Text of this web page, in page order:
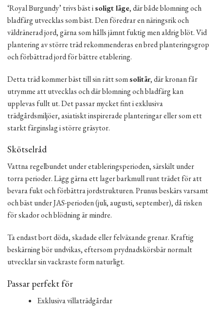
‘Royal Burgundy’ trivs bäst isoligt läge, där både blomning och
bladfärg utvecklas som bäst. Den föredrar en näringsrik och
väldränerad jord, gärna som hålls jämnt fuktig men aldrig blöt. Vid
plantering av större träd rekommenderas en bred planteringsgrop
och förbättrad jord för bättre etablering.
Detta träd kommer bäst till sin rätt somsolitär, där kronan får
utrymme att utvecklas och där blomning och bladfärg kan
upplevas fullt ut. Det passar mycket fint i exklusiva
trädgårdsmiljöer, asiatiskt inspirerade planteringar eller som ett
starkt färginslag i större gräsytor.
Skötselråd
Vattna regelbundet under etableringsperioden, särskilt under
torra perioder. Lägg gärna ett lager barkmull runt trädet för att
bevara fukt och förbättra jordstrukturen. Prunus beskärs varsamt
och bäst under JAS-perioden (juli, augusti, september), då risken
för skador och blödning är mindre.
Ta endast bort döda, skadade eller felväxande grenar. Kraftig
beskärning bör undvikas, eftersom prydnadskörsbär normalt
utvecklar sin vackraste form naturligt.
Passar perfekt för
Exklusiva villaträdgårdar